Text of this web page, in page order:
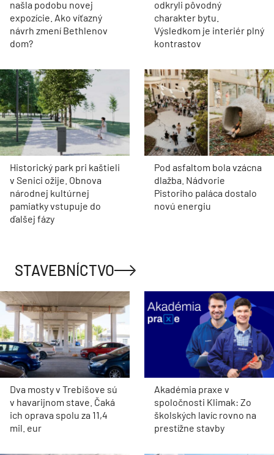
našla podobu novej
expozície. Ako víťazný
návrh zmení Bethlenov
dom?
odkryli pôvodný
charakter bytu.
Výsledkom je interiér plný
kontrastov
Historický park pri kaštieli
v Senici ožije. Obnova
národnej kultúrnej
pamiatky vstupuje do
ďalšej fázy
Pod asfaltom bola vzácna
dlažba. Nádvorie
Pistoriho paláca dostalo
novú energiu
STAVEBNÍCTVO
Dva mosty v Trebišove sú
v havarijnom stave. Čaká
ich oprava spolu za 11,4
mil. eur
Akadémia praxe v
spoločnosti Klimak: Zo
školských lavíc rovno na
prestížne stavby